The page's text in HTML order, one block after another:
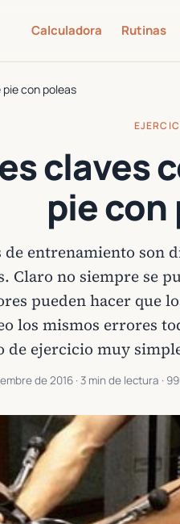
Calculadora Rutinas
con poleas
claves
pie con
de entrenamiento son
Claro no siempre se
pueden hacer que
los mismos errores
de ejercicio muy
de 2016 · 3 min de lectura ·